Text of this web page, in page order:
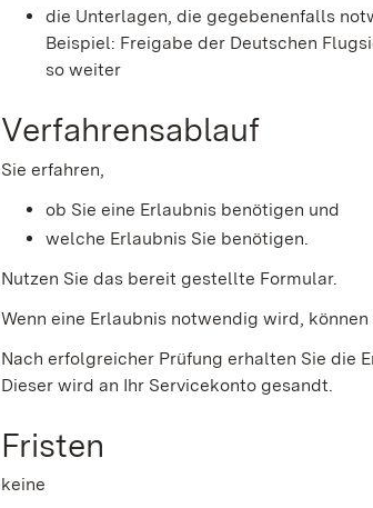
die Unterlagen, die gegebenenfalls
Beispiel: Freigabe der Deutschen
so weiter
Verfahrensablauf
Sie erfahren,
ob Sie eine Erlaubnis benötigen und
welche Erlaubnis Sie benötigen.
Nutzen Sie das bereit gestellte Formular.
Wenn eine Erlaubnis notwendig wird,
Nach erfolgreicher Prüfung erhalten Sie die
Dieser wird an Ihr Servicekonto gesandt.
Fristen
keine